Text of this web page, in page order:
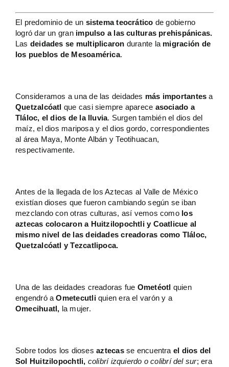
El predominio de un sistema teocrático de gobierno
logró dar un gran impulso a las culturas prehispánicas.
Las deidades se multiplicaron durante la migración de
los pueblos de Mesoamérica.
Consideramos a una de las deidades más importantesa
Quetzalcóatl que casi siempre aparece asociado a
Tláloc, el dios de la lluvia. Surgen también el dios del
maíz, el dios mariposa y el dios gordo, correspondientes
al área Maya, Monte Albán y Teotihuacan,
respectivamente.
Antes de la llegada de los Aztecas al Valle de México
existían dioses que fueron cambiando según se iban
mezclando con otras culturas, así vemos como los
aztecas colocaron a Huitzilopochtli y Coatlicue al
mismo nivel de las deidades creadoras como Tláloc,
Quetzalcóatl y Tezcatlipoca.
Una de las deidades creadoras fue Ometéotl quien
engendró aOmetecutliquien era el varón y a
Omecihuatl, la mujer.
Sobre todos los diosesaztecasse encuentra el dios del
Sol Huitzilopochtli, colibrí izquierdo o colibrí del sur; era